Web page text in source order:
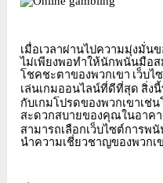
เมื่อเวลาผ่านไปความมุ่งมั่น
ไม่เพียงพอทำให้นักพนันมือ
โชคชะตาของพวกเขา เว็บไ
เล่นเกมออนไลน์ที่ดีที่สุด สิ่ง
กับเกมโปรดของพวกเขาเช่
สะดวกสบายของคุณในอาค
สามารถเลือกเว็บไซต์การพ
นำความเชี่ยวชาญของพวกเ